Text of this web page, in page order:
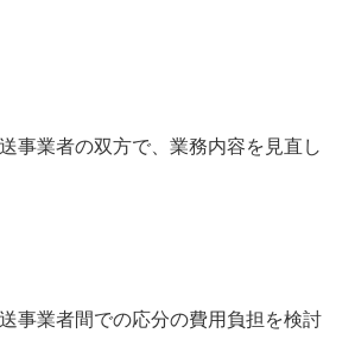
事業者の双方で、業務内容を見直し
事業者間での応分の費用負担を検討